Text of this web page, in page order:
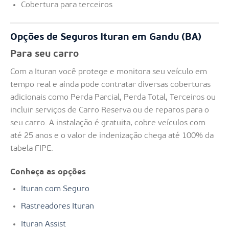
Cobertura para terceiros
Opções de Seguros Ituran em Gandu (BA)
Para seu carro
Com a Ituran você protege e monitora seu veículo em
tempo real e ainda pode contratar diversas coberturas
adicionais como Perda Parcial, Perda Total, Terceiros ou
incluir serviços de Carro Reserva ou de reparos para o
seu carro. A instalação é gratuita, cobre veículos com
até 25 anos e o valor de indenização chega até 100% da
tabela FIPE.
Conheça as opções
Ituran com Seguro
Rastreadores Ituran
Ituran Assist